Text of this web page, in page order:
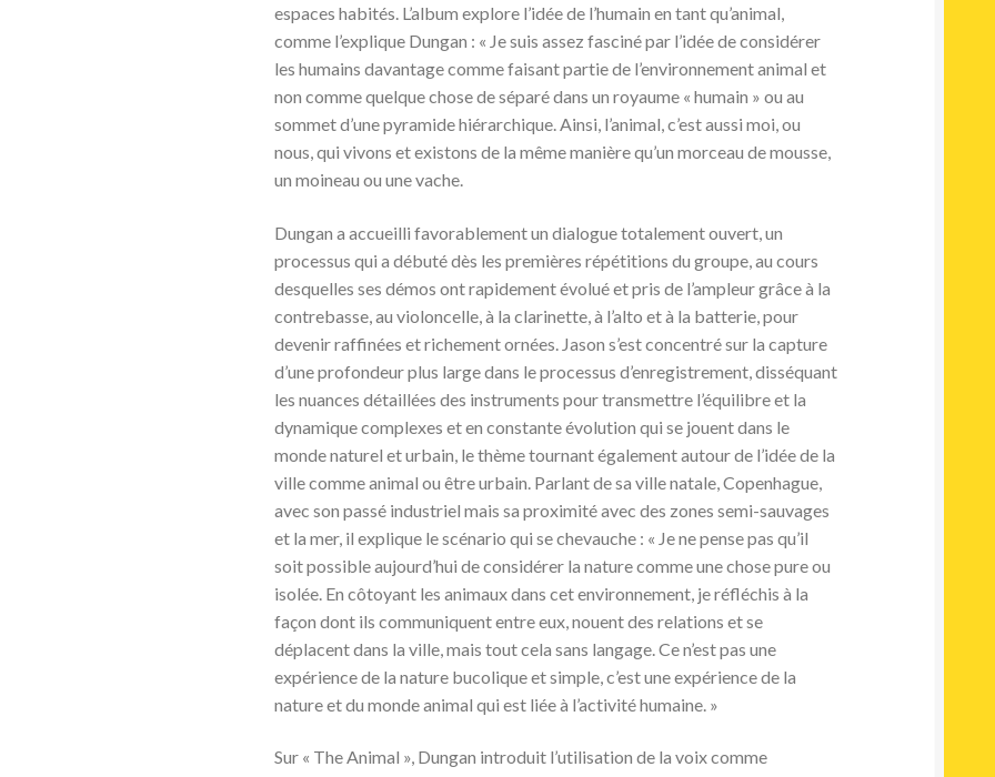
espaces habités. L’album explore l’idée de l’humain en tant qu’animal,
comme l’explique Dungan : « Je suis assez fasciné par l’idée de considérer
les humains davantage comme faisant partie de l’environnement animal et
non comme quelque chose de séparé dans un royaume « humain » ou au
sommet d’une pyramide hiérarchique. Ainsi, l’animal, c’est aussi moi, ou
nous, qui vivons et existons de la même manière qu’un morceau de mousse,
un moineau ou une vache.
Dungan a accueilli favorablement un dialogue totalement ouvert, un
processus qui a débuté dès les premières répétitions du groupe, au cours
desquelles ses démos ont rapidement évolué et pris de l’ampleur grâce à la
contrebasse, au violoncelle, à la clarinette, à l’alto et à la batterie, pour
devenir raffinées et richement ornées. Jason s’est concentré sur la capture
d’une profondeur plus large dans le processus d’enregistrement, disséquant
les nuances détaillées des instruments pour transmettre l’équilibre et la
dynamique complexes et en constante évolution qui se jouent dans le
monde naturel et urbain, le thème tournant également autour de l’idée de la
ville comme animal ou être urbain. Parlant de sa ville natale, Copenhague,
avec son passé industriel mais sa proximité avec des zones semi-sauvages
et la mer, il explique le scénario qui se chevauche : « Je ne pense pas qu’il
soit possible aujourd’hui de considérer la nature comme une chose pure ou
isolée. En côtoyant les animaux dans cet environnement, je réfléchis à la
façon dont ils communiquent entre eux, nouent des relations et se
déplacent dans la ville, mais tout cela sans langage. Ce n’est pas une
expérience de la nature bucolique et simple, c’est une expérience de la
nature et du monde animal qui est liée à l’activité humaine. »
Sur « The Animal », Dungan introduit l’utilisation de la voix comme